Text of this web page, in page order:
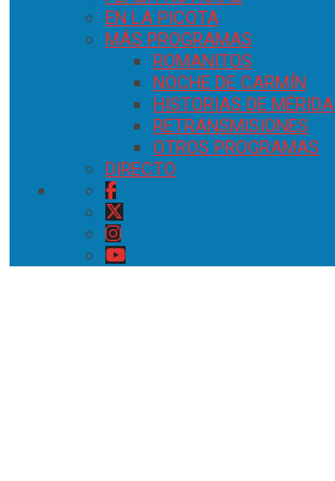
EN LA PICOTA
MÁS PROGRAMAS
ROMANITOS
NOCHE DE CARMÍN
HISTORIAS DE MÉRIDA
RETRANSMISIONES
OTROS PROGRAMAS
DIRECTO